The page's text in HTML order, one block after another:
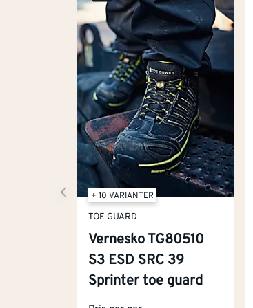
+ 10 VARIANTER
TOE GUARD
Vernesko TG80510
S3 ESD SRC 39
Sprinter toe guard